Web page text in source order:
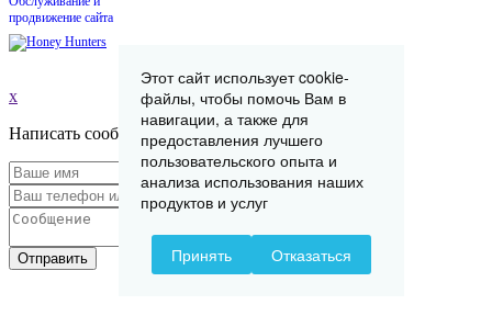
продвижение сайта
x
Написать сообщение
Отправить
Этот сайт использует cookie-
файлы, чтобы помочь Вам в
навигации, а также для
предоставления лучшего
пользовательского опыта и
анализа использования наших
продуктов и услуг
Принять Отказаться